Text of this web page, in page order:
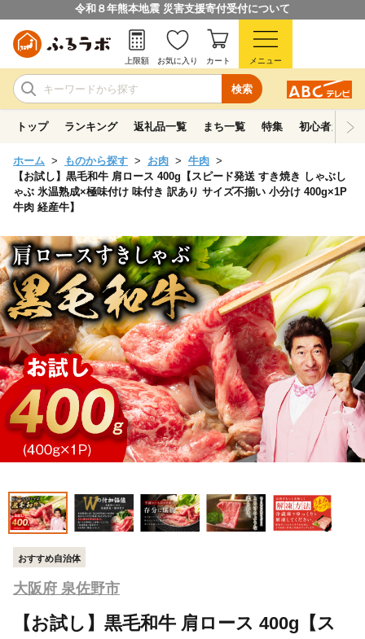
令和８年熊本地震 災害支援寄付受付について
検索
上限額 お気に入り カート メニュー
トップ ランキング 返礼品一覧 まち一覧 特集 初心者ガイド
ホーム ものから探す お肉
牛肉
【お試し】黒毛和牛 肩ロース 400g【スピード発送 すき焼き しゃぶし
ゃぶ 氷温熟成×極味付け 味付き 訳あり サイズ不揃い 小分け 400g×1P
牛肉 経産牛】
おすすめ自治体
大阪府 泉佐野市
【お試し】黒毛和牛 肩ロース 400g【ス